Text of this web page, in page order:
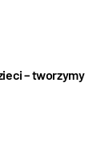
– tworzymy